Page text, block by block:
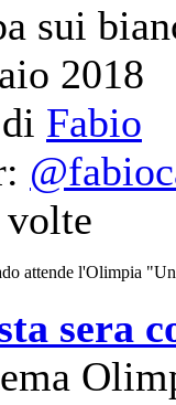
sui
2018
di Fabio
sera